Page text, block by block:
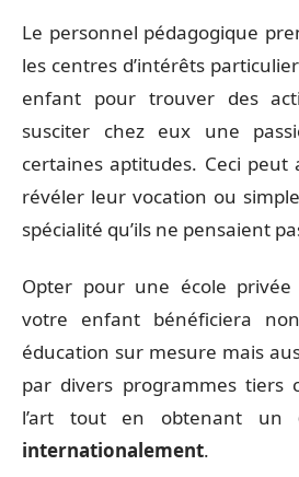
Le personnel pédagogique
les centres d’intérêts
enfant pour trouver des
susciter chez eux une
certaines aptitudes. Ceci peut
révéler leur vocation ou
spécialité qu’ils ne pensaient
Opter pour une école
votre enfant bénéficiera
éducation sur mesure mais
par divers programmes tiers
l’art tout en obtenant un
internationalement.